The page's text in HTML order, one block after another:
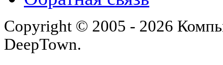
Copyright © 2005 - 2026
DeepTown.